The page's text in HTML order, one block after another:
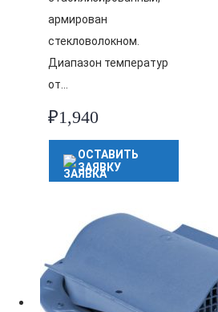
армирован
стекловолокном.
Диапазон температур
от…
₽1,940
ОСТАВИТЬ
ЗАЯВКУ